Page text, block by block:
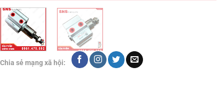
Chia sẻ mạng xã hội: